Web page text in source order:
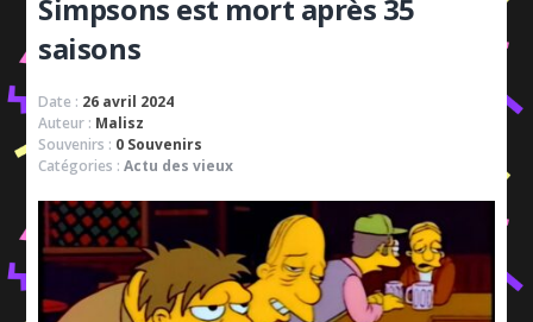
Simpsons est mort après 35
saisons
Date : 26 avril 2024
Auteur : Malisz
Souvenirs : 0 Souvenirs
Catégories :Actu des vieux